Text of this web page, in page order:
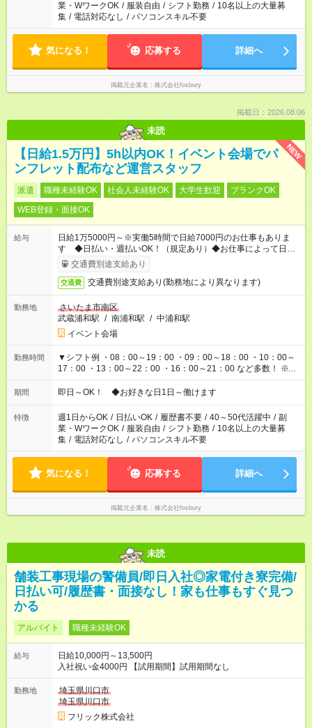
業・WワークOK / 服装自由 / シフト勤務 / 10名以上の大量募
集 / 電話対応なし / パソコンスキル不要
気になる！ 応募する 詳細へ
掲載元企業名 株式会社fosbury
掲載日：2026.08.06
未読
NEW
【日給1.5万円】5h以内OK！イベント会場でパ
ンフレット配布など運営スタッフ
派遣 職種未経験OK 社会人未経験OK 大学生歓迎
ブランクOK
WEB登録・面接OK
給与
日給1万5000円～※実働5時間で日給7000円のお仕事もありま
す ◆日払い・週払いOK！（規定あり）◆お仕事によって日給も
異なります
交通費別途支給あり
交通費 交通費別途支給あり(勤務地により異なります)
勤務地
さいたま市南区
武蔵浦和駅 / 南浦和駅 / 中浦和駅
イベント会場
勤務時間
▼シフト例 ・08：00～19：00 ・09：00～18：00 ・10：00～
17：00 ・13：00～22：00 ・16：00～21：00 など多数！ ※お
仕事により勤務時間が異なります
期間 即日～OK！ ◆お好きな日1日～働けます
特徴 週1日からOK / 日払いOK / 履歴書不要 / 40～50代活躍中 / 副
業・WワークOK / 服装自由 / シフト勤務 / 10名以上の大量募
集 / 電話対応なし / パソコンスキル不要
気になる！ 応募する 詳細へ
掲載元企業名 株式会社fosbury
未読
舗装工事現場の警備員/即日入社◎家電付き寮完備/
日払い可/履歴書・面接なし！家も仕事もすぐ見つ
かる
アルバイト 職種未経験OK
給与
日給10,000円～13,500円
入社祝い金4000円 【試用期間】試用期間なし
勤務地
埼玉県川口市
埼玉県川口市
フリック株式会社